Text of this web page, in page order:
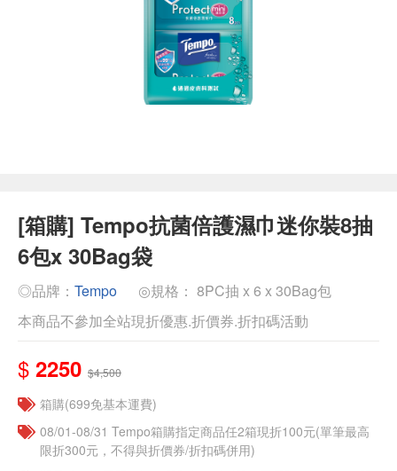
[箱購] Tempo抗菌倍護濕巾迷你裝8抽
6包x 30Bag袋
◎品牌： Tempo
◎規格： 8PC抽 x 6 x 30Bag包
本商品不參加全站現折優惠.折價券.折扣碼活動
$ 2250 $4,500
箱購(699免基本運費)
08/01-08/31 Tempo箱購指定商品任2箱現折100元(單筆最高
限折300元，不得與折價券/折扣碼併用)